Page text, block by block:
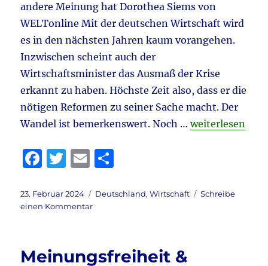
–
–
andere Meinung hat Dorothea Siems von
WELTonline Mit der deutschen Wirtschaft wird
es in den nächsten Jahren kaum vorangehen.
Inzwischen scheint auch der
Wirtschaftsminister das Ausmaß der Krise
erkannt zu haben. Höchste Zeit also, dass er die
nötigen Reformen zu seiner Sache macht. Der
Wandel ist bemerkenswert. Noch …„Habeck &
weiterlesen
F
c
e
o
T
it
te
E
ai
l
le
Veröffentlicht
am
23. Februar 2024 Kategorien
Deutschland,Wirtschaft
Schreibe
einen Kommentarzu
&
Meinungsfreiheit &